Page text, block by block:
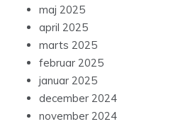
maj 2025
april 2025
marts 2025
februar 2025
januar 2025
december 2024
november 2024